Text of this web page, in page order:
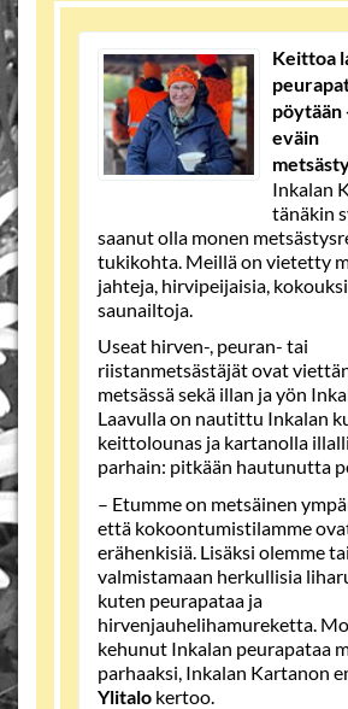
Keittoa
pöytään
eväin
Inkalan
tänäkin
saanut olla monen
tukikohta. Meillä on vietetty
jahteja, hirvipeijaisia,
saunailtoja.
Useat hirven-, peuran- tai
riistanmetsästäjät ovat
metsässä sekä illan ja yön
Laavulla on nautittu Inkalan
keittolounas ja kartanolla
parhain: pitkään hautunutta
– Etumme on metsäinen
että kokoontumistilamme
erähenkisiä. Lisäksi olemme
valmistamaan herkullisia
kuten peurapataa ja
hirvenjauhelihamureketta.
kehunut Inkalan peurapataa
parhaaksi, Inkalan Kartanon
Ylitalo kertoo.